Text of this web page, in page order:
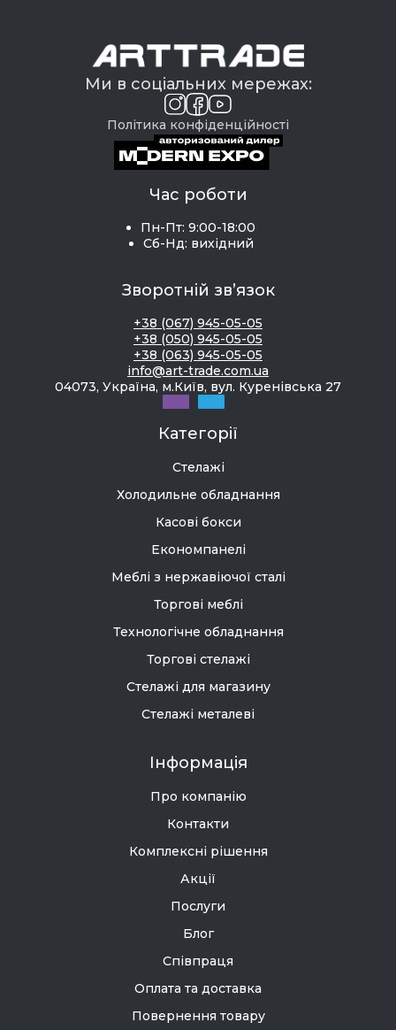
Ми в соціальних мережах:
Політика конфіденційності
Час роботи
Пн-Пт: 9:00-18:00
Сб-Нд: вихідний
Зворотній зв’язок
+38 (067) 945-05-05
+38 (050) 945-05-05
+38 (063) 945-05-05
info@art-trade.com.ua
04073, Україна, м.Київ, вул. Куренівська 27
Категорії
Стелажі
Холодильне обладнання
Касові бокси
Економпанелі
Меблі з нержавіючої сталі
Торгові меблі
Технологічне обладнання
Торгові стелажі
Стелажі для магазину
Стелажі металеві
Інформація
Про компанію
Контакти
Комплексні рішення
Акції
Послуги
Блог
Співпраця
Оплата та доставка
Повернення товару